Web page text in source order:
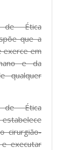
de Ética
que a
exerce em
e da
qualquer
de Ética
cirurgião-
executar